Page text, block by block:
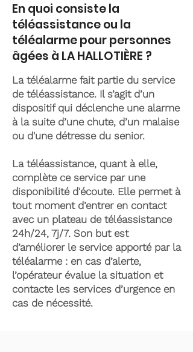
En quoi consiste la
téléassistance ou la
téléalarme pour personnes
âgées à LA HALLOTIÈRE ?
La téléalarme fait partie du service
de téléassistance. Il s’agit d’un
dispositif qui déclenche une alarme
à la suite d’une chute, d’un malaise
ou d'une détresse du senior.
La téléassistance, quant à elle,
complète ce service par une
disponibilité d'écoute. Elle permet à
tout moment d’entrer en contact
avec un plateau de téléassistance
24h/24, 7j/7. Son but est
d’améliorer le service apporté par la
téléalarme : en cas d’alerte,
l’opérateur évalue la situation et
contacte les services d’urgence en
cas de nécessité.